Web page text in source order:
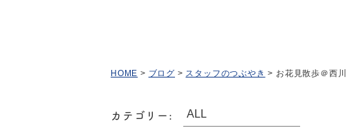
HOME > ブログ > スタッフのつぶやき > お花見散歩＠西川
カテゴリー: